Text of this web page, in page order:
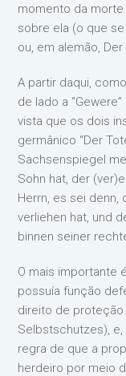
momento da
sobre ela (o que
ou, em alemão,
A partir daqui,
de lado a
vista que os dois
germânico “Der
Sachsenspiegel
Sohn hat, der
Herrn, es sei denn,
verliehen hat, und
binnen seiner
O mais importante
possuía função
direito de
Selbstschutzes), e,
regra de que a
herdeiro por meio